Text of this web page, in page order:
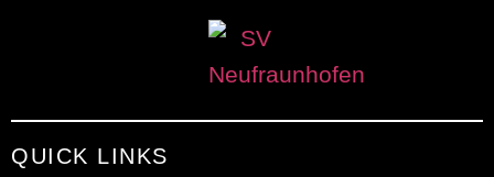
QUICK LINKS